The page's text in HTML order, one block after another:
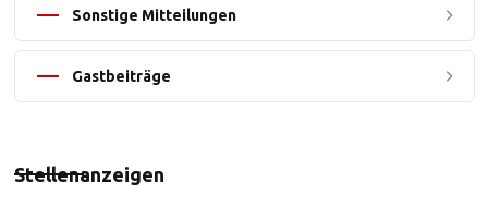
Sonstige Mitteilungen
Gastbeiträge
Stellenanzeigen